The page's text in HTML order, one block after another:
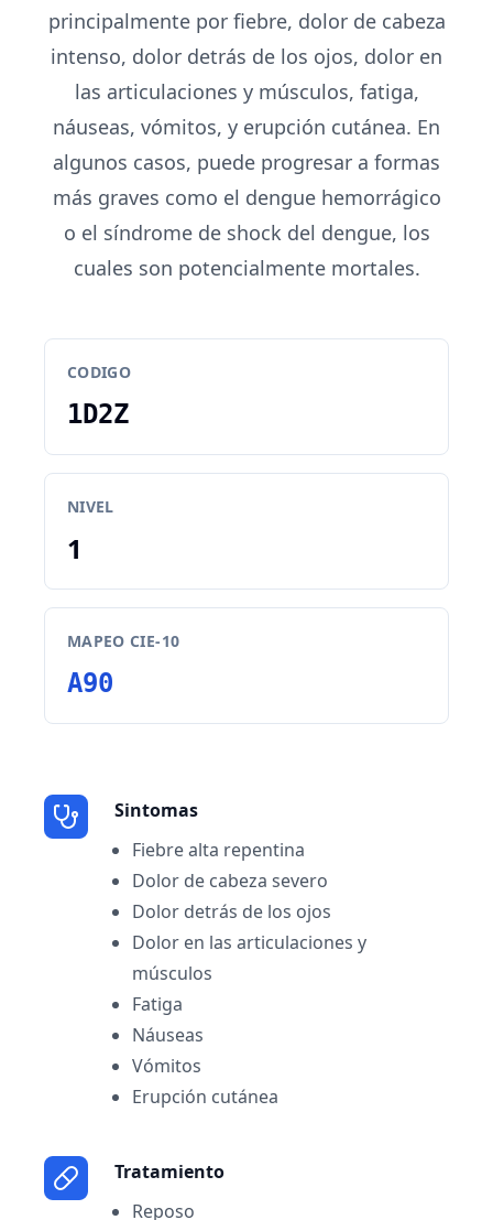
principalmente por fiebre, dolor de cabeza
intenso, dolor detrás de los ojos, dolor en
las articulaciones y músculos, fatiga,
náuseas, vómitos, y erupción cutánea. En
algunos casos, puede progresar a formas
más graves como el dengue hemorrágico
o el síndrome de shock del dengue, los
cuales son potencialmente mortales.
CODIGO
1D2Z
NIVEL
1
MAPEO CIE-10
A90
Sintomas
Fiebre alta repentina
Dolor de cabeza severo
Dolor detrás de los ojos
Dolor en las articulaciones y
músculos
Fatiga
Náuseas
Vómitos
Erupción cutánea
Tratamiento
Reposo